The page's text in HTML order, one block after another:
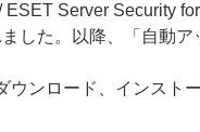
Server Security
した。以降、「自動ア
ンロード、インスト